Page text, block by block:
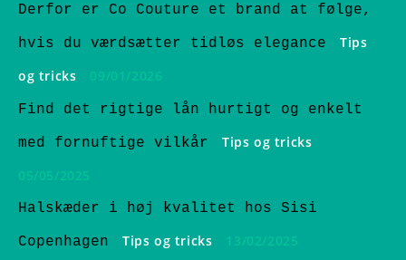
Derfor er Co Couture et brand at følge,
hvis du værdsætter tidløs elegance
Tips
og tricks
09/01/2026
Find det rigtige lån hurtigt og enkelt
med fornuftige vilkår
Tips og tricks
05/05/2025
Halskæder i høj kvalitet hos Sisi
Copenhagen Tips og tricks 13/02/2025